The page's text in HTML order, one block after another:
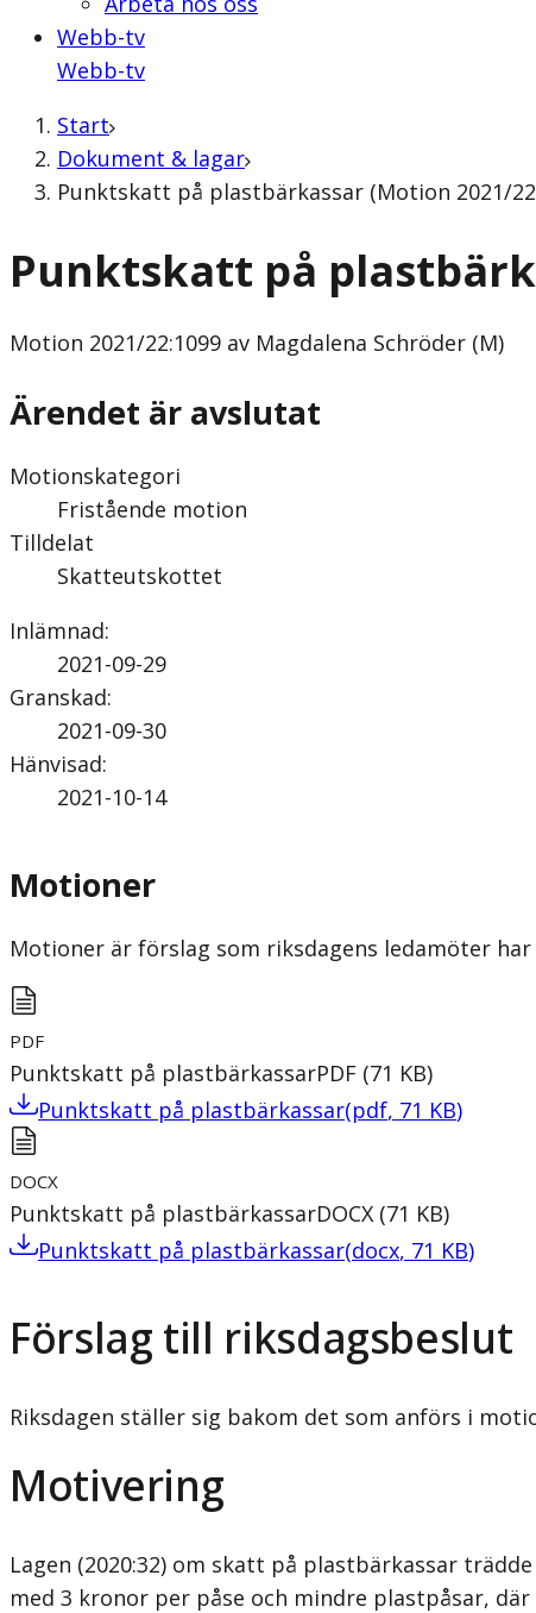
Webb-tv
Webb-tv
Start
Dokument & lagar
Punktskatt på plastbärkassar (Motion 2021/
Punktskatt på
Motion 2021/22:1099 av Magdalena Schröder (M)
Ärendet är avslutat
Motionskategori
Fristående motion
Tilldelat
Skatteutskottet
Inlämnad:
2021-09-29
Granskad:
2021-09-30
Hänvisad:
2021-10-14
Motioner
Motioner är förslag som riksdagens ledamöter
PDF
Punktskatt på plastbärkassarPDF (71 KB)
Punktskatt på plastbärkassar(pdf, 71 KB)
DOCX
Punktskatt på plastbärkassarDOCX (71 KB)
Punktskatt på plastbärkassar(docx, 71 KB)
Förslag till riksdagsbeslut
Riksdagen ställer sig bakom det som anförs i
Motivering
Lagen (2020:32) om skatt på plastbärkassar
med 3 kronor per påse och mindre plastpåsar,